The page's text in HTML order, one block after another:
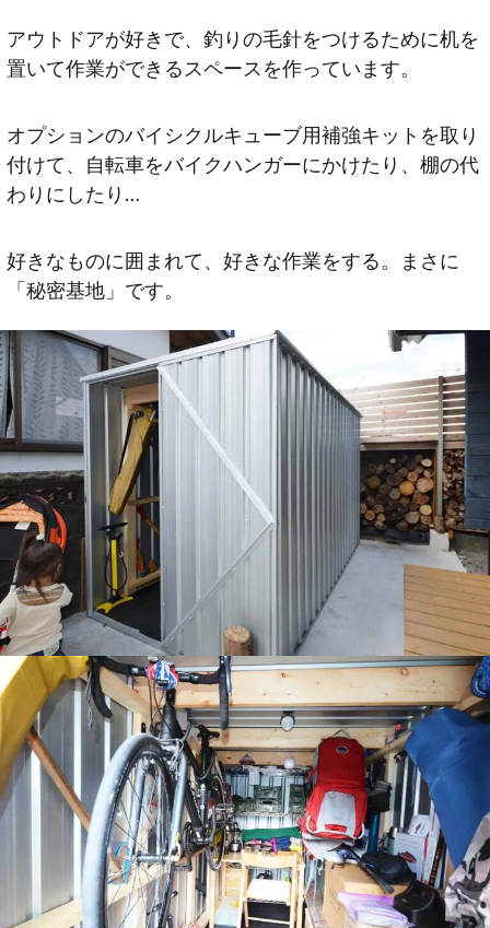
アウトドアが好きで、釣りの毛針をつけるために机を
置いて作業ができるスペースを作っています。
オプションのバイシクルキューブ用補強キットを取り
付けて、自転車をバイクハンガーにかけたり、棚の代
わりにしたり…
好きなものに囲まれて、好きな作業をする。まさに
「秘密基地」です。